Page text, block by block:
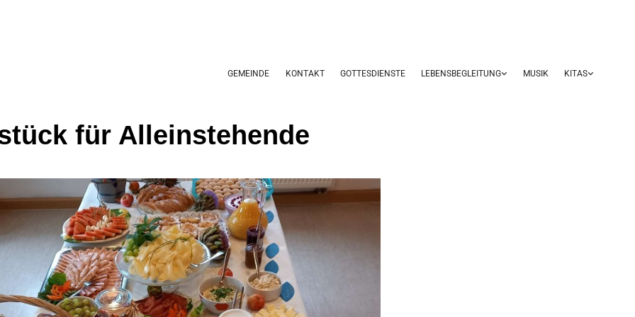
GEMEINDE KONTAKT GOTTESDIENSTE LEBENSBEGLEITUNG MUSIK KITAS
für Alleinstehende